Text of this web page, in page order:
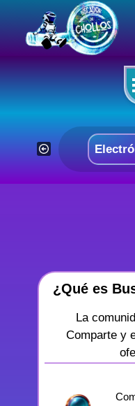
contenido
¿Qué es
La
Comparte y